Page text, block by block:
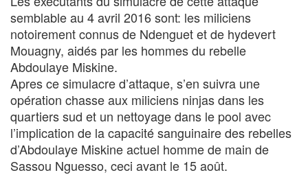
semblable au 4 avril 2016 sont: les miliciens
notoirement connus de Ndenguet et de hydevert
Mouagny, aidés par les hommes du rebelle
Abdoulaye Miskine.
Apres ce simulacre d’attaque, s’en suivra une
opération chasse aux miliciens ninjas dans les
quartiers sud et un nettoyage dans le pool avec
l’implication de la capacité sanguinaire des rebelles
d’Abdoulaye Miskine actuel homme de main de
Sassou Nguesso, ceci avant le 15 août.